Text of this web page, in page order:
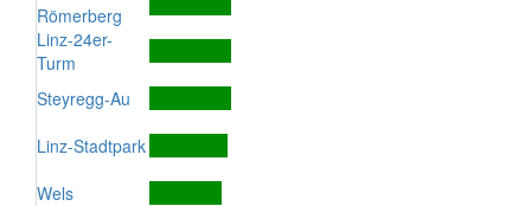
Römerberg
Linz-24er-
Turm
Steyregg-Au
Linz-Stadtpark
Wels